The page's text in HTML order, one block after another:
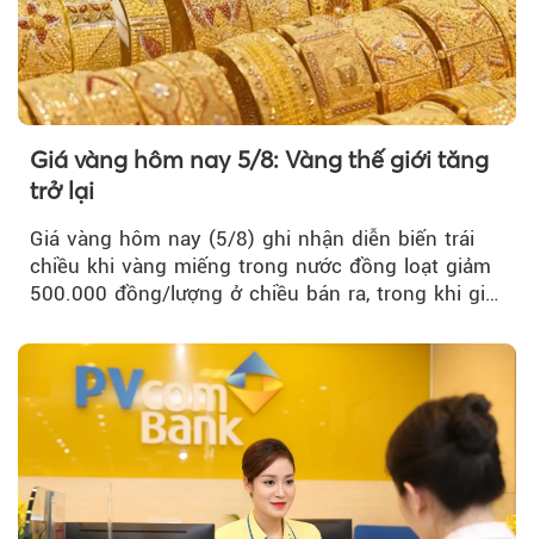
Giá vàng hôm nay 5/8: Vàng thế giới tăng
trở lại
Giá vàng hôm nay (5/8) ghi nhận diễn biến trái
chiều khi vàng miếng trong nước đồng loạt giảm
500.000 đồng/lượng ở chiều bán ra, trong khi giá
thương hiệu.